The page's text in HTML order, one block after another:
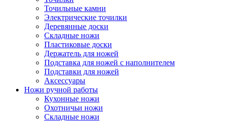
Точильные камни
Электрические точилки
Деревянные доски
Складные ножи
Пластиковые доски
Держатель для ножей
Подставка для ножей с наполнителем
Подставки для ножей
Аксессуары
Ножи ручной работы
Кухонные ножи
Охотничьи ножи
Складные ножи